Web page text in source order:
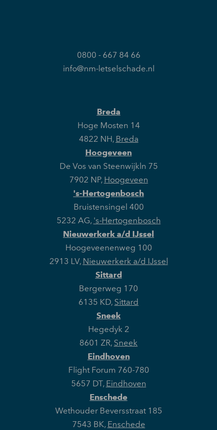
0800 - 667 84 66
info@nm-letselschade.nl
Breda
Hoge Mosten 14
4822 NH, Breda
Hoogeveen
De Vos van Steenwijkln 75
7902 NP, Hoogeveen
's-Hertogenbosch
Bruistensingel 400
5232 AG, 's-Hertogenbosch
Nieuwerkerk a/d IJssel
Hoogeveenenweg 100
2913 LV, Nieuwerkerk a/d IJssel
Sittard
Bergerweg 170
6135 KD, Sittard
Sneek
Hegedyk 2
8601 ZR, Sneek
Eindhoven
Flight Forum 760-780
5657 DT, Eindhoven
Enschede
Wethouder Beversstraat 185
7543 BK, Enschede